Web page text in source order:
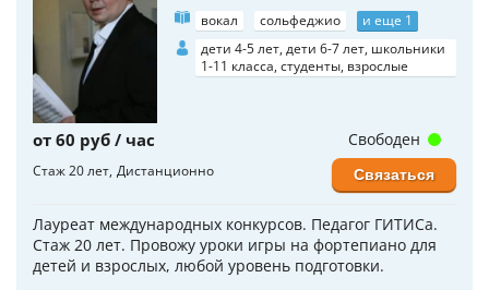
вокал сольфеджио
и еще 1
дети 4-5 лет, дети 6-7 лет, школьники
1-11 класса, студенты, взрослые
от 60 руб / час
Стаж 20 лет Дистанционно
Лауреат международных конкурсов. Педагог ГИТИСа.
Стаж 20 лет. Провожу уроки игры на фортепиано для
детей и взрослых, любой уровень подготовки.
Свободен
Связаться